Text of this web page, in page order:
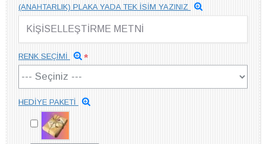
(ANAHTARLIK) PLAKA YADA TEK İSİM YAZINIZ
RENK SEÇİMİ
HEDİYE PAKETİ